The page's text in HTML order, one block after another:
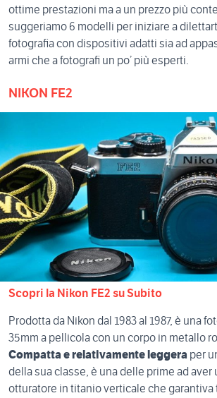
ottime prestazioni ma a un prezzo più
suggeriamo 6 modelli per iniziare a
fotografia con dispositivi adatti sia ad
armi che a fotografi un po’ più esperti.
NIKON FE2
Scopri la Nikon FE2 su Subito
Prodotta da Nikon dal 1983 al 1987, è una
35mm a pellicola con un corpo in metallo
Compatta e relativamente leggera per
della sua classe, è una delle prime ad aver
otturatore in titanio verticale che garantiva